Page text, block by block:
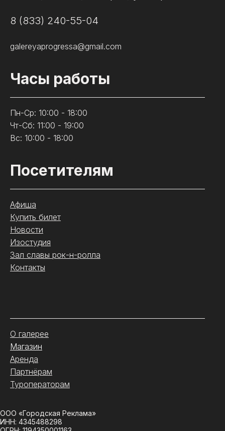
8 (833) 240-55-04
galereyaprogressa@gmail.com
Часы работы
Пн-Ср: 10:00 - 18:00
Чт-Сб: 11:00 - 19:00
Вс: 10:00 - 18:00
Посетителям
Афиша
Купить билет
Новости
Изостудия
Зал славы рок-н-ролла
Контакты
О галерее
Магазин
Аренда
Партнёрам
Туроператорам
ООО «Городская Реклама»
ИНН: 4345488298